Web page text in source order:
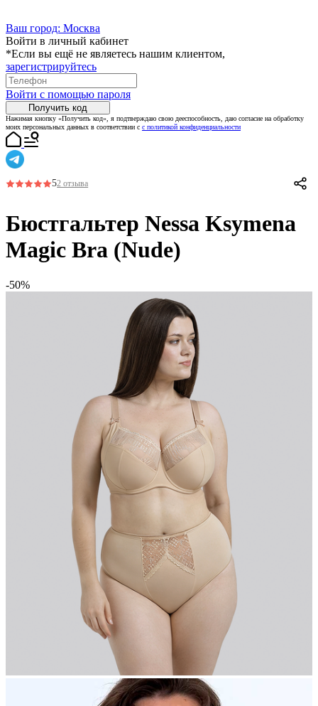
Ваш город: Москва
Войти в личный кабинет
*Если вы ещё не являетесь нашим клиентом,
зарегистрируйтесь
Войти с помощью пароля
Получить код
Нажимая кнопку «Получить код», я подтверждаю свою дееспособность, даю согласие на обработку
моих персональных данных в соответствии с с политикой конфиденциальности
52 отзыва
Бюстгальтер Nessa Ksymena
Magic Bra (Nude)
-50%